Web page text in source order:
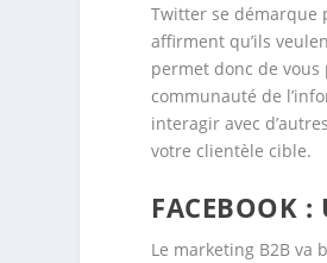
Twitter se démarque
affirment qu’ils
permet donc de
communauté de
interagir avec
votre clientèle cible.
FACEBOOK :
Le marketing B2B va